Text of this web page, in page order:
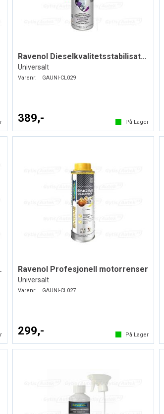
Ravenol Dieselkvalitetsstabilisator
Universalt
Varenr: GAUNI-CL029
389,- På Lager
Ravenol Profesjonell motorrenser
Universalt
Varenr: GAUNI-CL027
299,- På Lager